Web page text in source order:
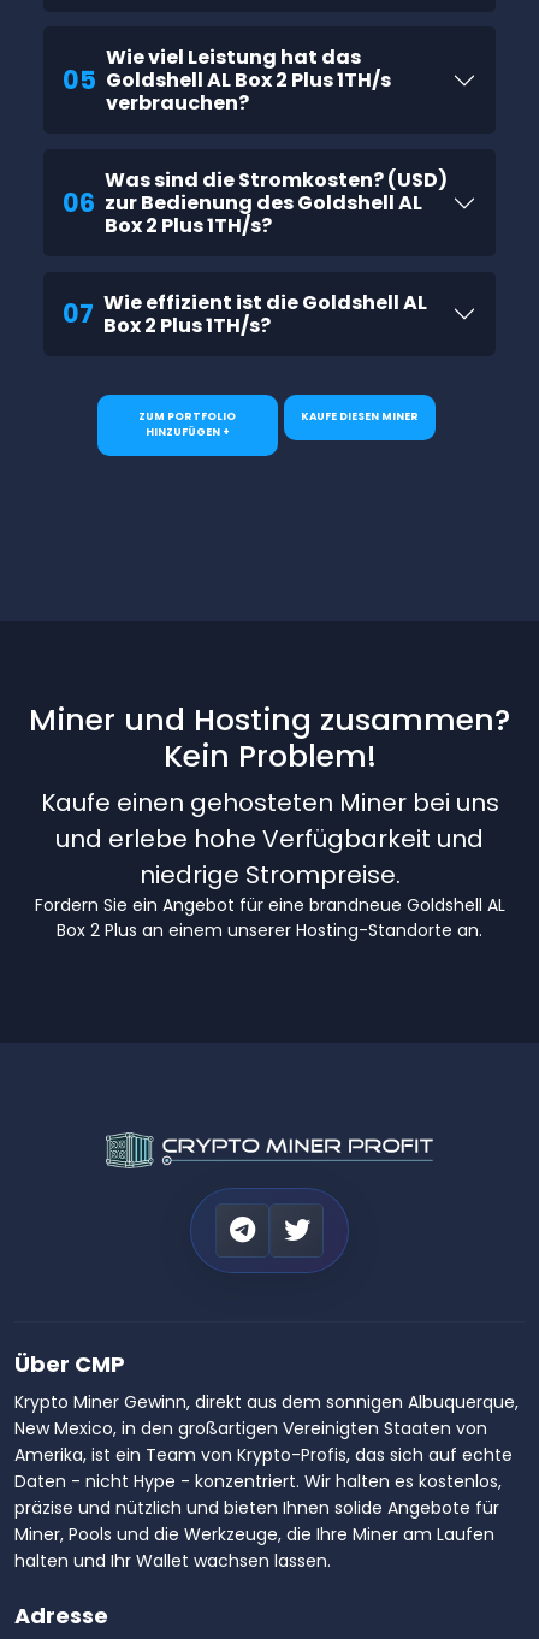
05
Wie viel Leistung hat das
Goldshell AL Box 2 Plus 1TH/s
verbrauchen?
06
Was sind die Stromkosten? (USD)
zur Bedienung des Goldshell AL
Box 2 Plus 1TH/s?
07 Wie effizient ist die Goldshell AL
Box 2 Plus 1TH/s?
ZUM PORTFOLIO
HINZUFÜGEN +
KAUFE DIESEN MINER
Miner und Hosting zusammen?
Kein Problem!
Kaufe einen gehosteten Miner bei uns
und erlebe hohe Verfügbarkeit und
niedrige Strompreise.
Fordern Sie ein Angebot für eine brandneue Goldshell AL
Box 2 Plus an einem unserer Hosting-Standorte an.
Über CMP
Krypto Miner Gewinn, direkt aus dem sonnigen Albuquerque,
New Mexico, in den großartigen Vereinigten Staaten von
Amerika, ist ein Team von Krypto-Profis, das sich auf echte
Daten - nicht Hype - konzentriert. Wir halten es kostenlos,
präzise und nützlich und bieten Ihnen solide Angebote für
Miner, Pools und die Werkzeuge, die Ihre Miner am Laufen
halten und Ihr Wallet wachsen lassen.
Adresse